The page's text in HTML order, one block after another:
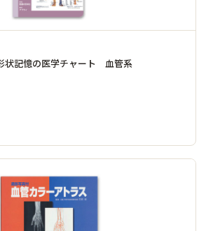
状記憶の医学チャート 血管系